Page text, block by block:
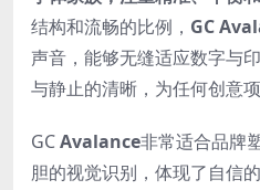
结构和流畅的比例， GC
声音，能够无缝适应数字与
与静止的清晰，为任何创意
GCAvalance非常适合品牌
胆的视觉识别，体现了自信